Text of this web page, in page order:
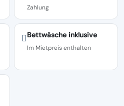
Zahlung
Bettwäsche inklusive
Im Mietpreis enthalten